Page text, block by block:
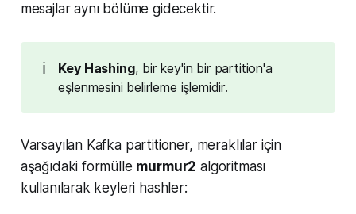
mesajlar aynı bölüme gidecektir.
ℹ️ Key Hashing, bir key'in bir partition'a
eşlenmesini belirleme işlemidir.
Varsayılan Kafka partitioner, meraklılar için
aşağıdaki formülle murmur2 algoritması
kullanılarak keyleri hashler: